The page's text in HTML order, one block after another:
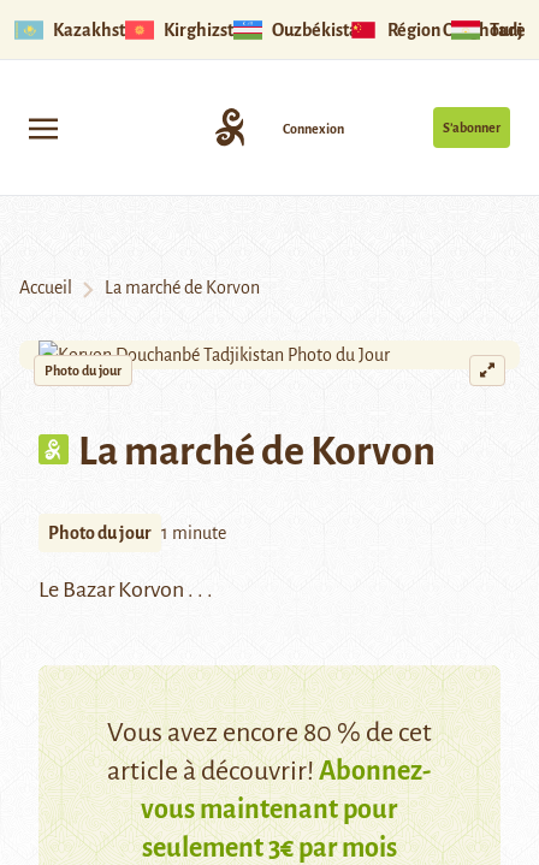
Kazakhstan Kirghizstan Ouzbékistan Région Ouïghoure
S’abonner
Connexion
Accueil La marché de Korvon
Photo du jour
La marché de Korvon
Photo du jour 1 minute
Le Bazar Korvon . . .
Vous avez encore 80 % de cet
article à découvrir!Abonnez-
vous maintenant pour
seulement 3€ par mois